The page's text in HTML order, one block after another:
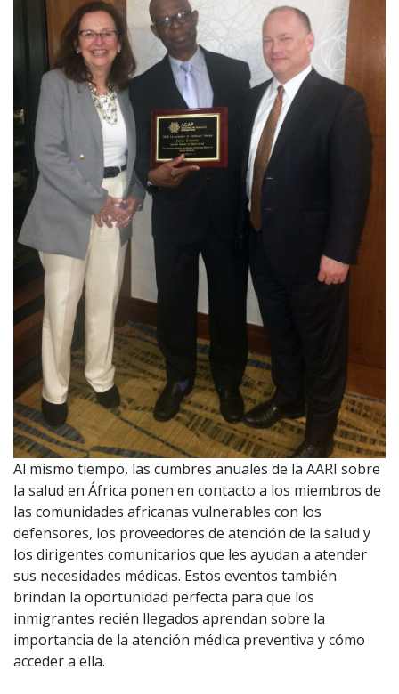
Al mismo tiempo, las cumbres anuales de la AARI sobre
la salud en África ponen en contacto a los miembros de
las comunidades africanas vulnerables con los
defensores, los proveedores de atención de la salud y
los dirigentes comunitarios que les ayudan a atender
sus necesidades médicas. Estos eventos también
brindan la oportunidad perfecta para que los
inmigrantes recién llegados aprendan sobre la
importancia de la atención médica preventiva y cómo
acceder a ella.